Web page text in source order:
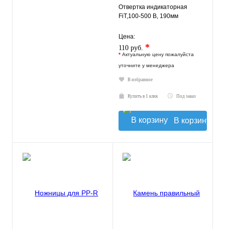
Отвертка индикаторная
FiT,100-500 В, 190мм
Цена:
110 руб. *
* Актуальную цену пожалуйста
уточните у менеджера
В избранное
Купить в 1 клик Под заказ
В корзину